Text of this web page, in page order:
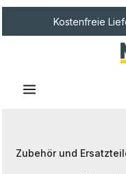
Kostenfreie
Zubehör und